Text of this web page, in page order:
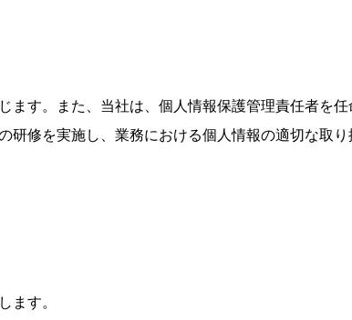
す。また、当社は、個人情報保護管理責任者を
修を実施し、業務における個人情報の適切な取り
ます。